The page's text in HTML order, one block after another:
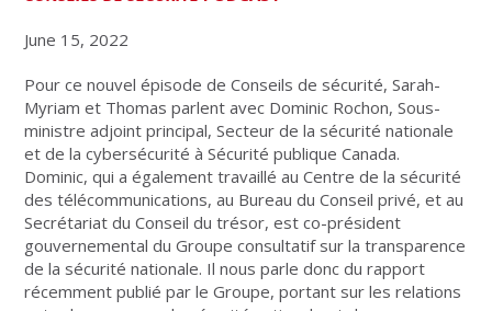
June 15, 2022
Pour ce nouvel épisode de Conseils de sécurité, Sarah-
Myriam et Thomas parlent avec Dominic Rochon, Sous-
ministre adjoint principal, Secteur de la sécurité nationale
et de la cybersécurité à Sécurité publique Canada.
Dominic, qui a également travaillé au Centre de la sécurité
des télécommunications, au Bureau du Conseil privé, et au
Secrétariat du Conseil du trésor, est co-président
gouvernemental du Groupe consultatif sur la transparence
de la sécurité nationale. Il nous parle donc du rapport
récemment publié par le Groupe, portant sur les relations